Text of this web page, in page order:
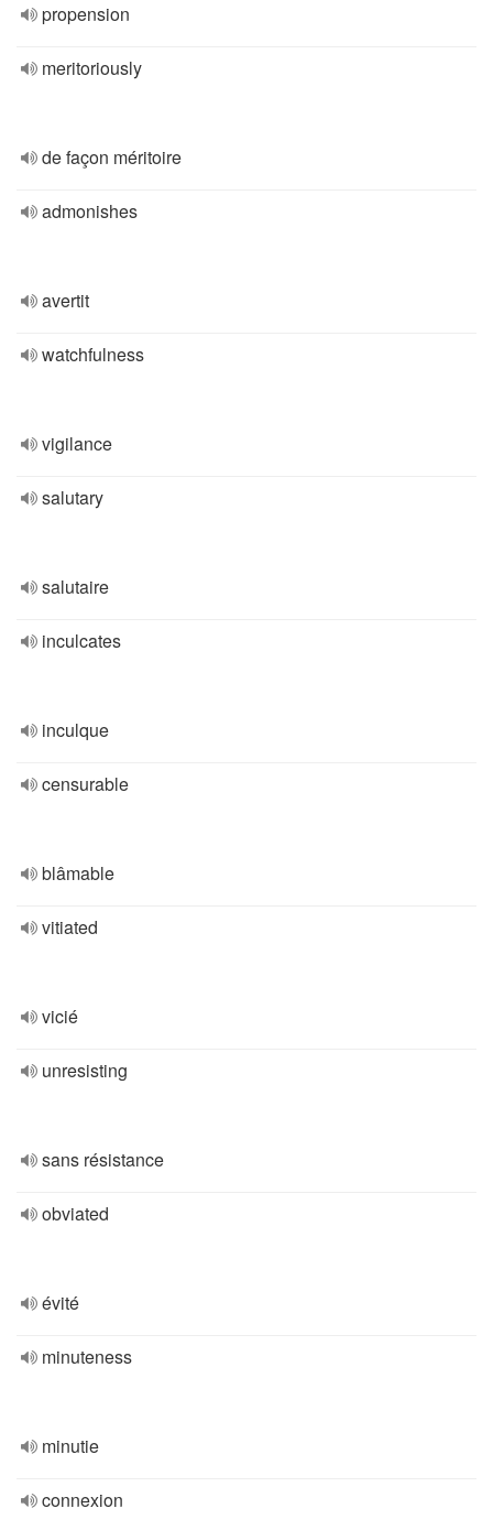
propension
meritoriously
de façon méritoire
admonishes
avertit
watchfulness
vigilance
salutary
salutaire
inculcates
inculque
censurable
blâmable
vitiated
vicié
unresisting
sans résistance
obviated
évité
minuteness
minutie
connexion